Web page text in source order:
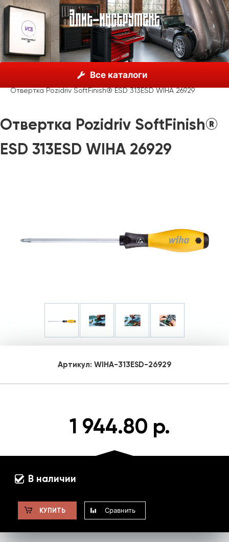
Все каталоги
Инструмент Wiha, Германия
Wiha SoftFinish® ESD
Отвертка Pozidriv SoftFinish® ESD 313ESD WIHA 26929
Отвертка Pozidriv SoftFinish®
ESD 313ESD WIHA 26929
Артикул: WIHA-313ESD-26929
1 944.80 р.
В наличии
КУПИТЬ Сравнить